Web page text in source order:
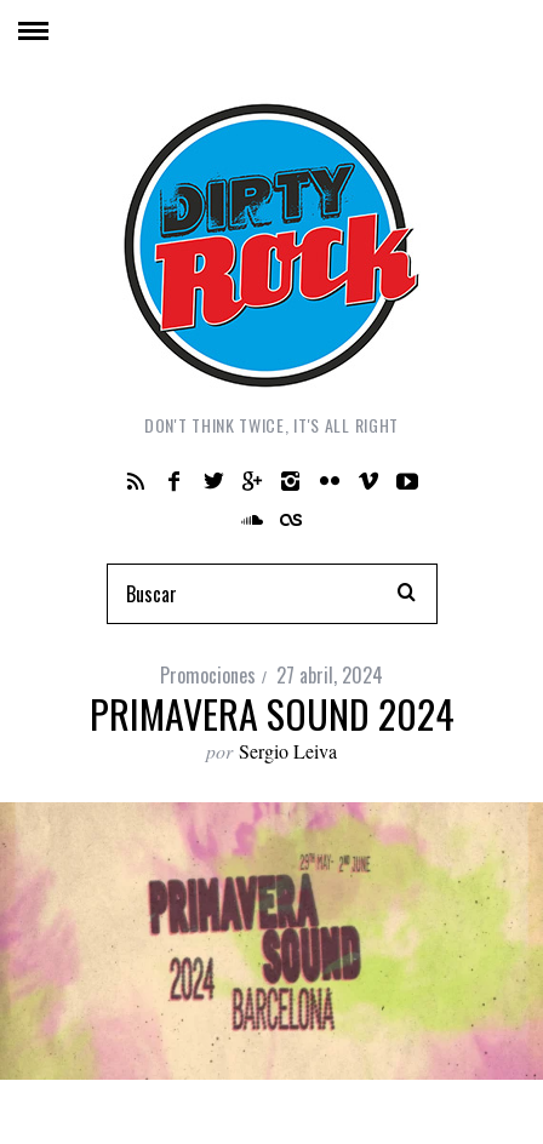
DON'T THINK TWICE, IT'S ALL RIGHT
Promociones 27 abril, 2024
PRIMAVERA SOUND 2024
por Sergio Leiva